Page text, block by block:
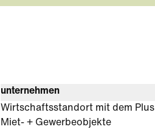
unternehmen
Wirtschaftsstandort mit dem Plus
Miet- + Gewerbeobjekte